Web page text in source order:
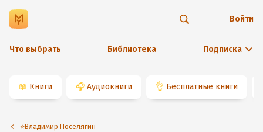
Что выбрать Библиотека Подписка
Войти
📖 Книги 🎧 Аудиокниги 👌 Бесплатные книги
⭐️Владимир Поселягин